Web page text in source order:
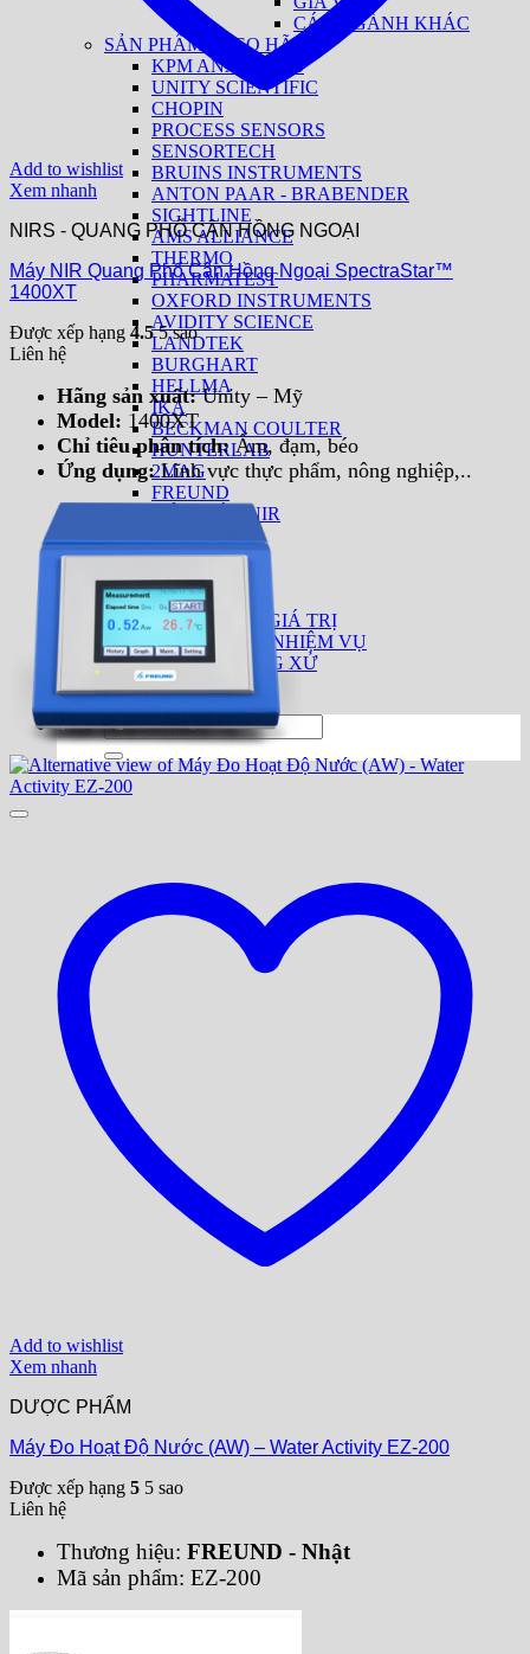
CÁC NGÀNH KHÁC
SẢN PHẨM THEO HÃNG
KPM ANALYTICS
UNITY SCIENTIFIC
CHOPIN
PROCESS SENSORS
SENSORTECH
BRUINS INSTRUMENTS
ANTON PAAR - BRABENDER
SIGHTLINE
AMS ALLIANCE
THERMO
PHARMATEST
OXFORD INSTRUMENTS
AVIDITY SCIENCE
LANDTEK
BURGHART
HELLMA
IKA
BECKMAN COULTER
HUNTERLAB
2MAG
FREUND
PHỤ KIỆN MÁY NIR
LIÊN HỆ
INTERLAB
GIỚI THIỆU
MỤC TIÊU & GIÁ TRỊ
TẦM NHÌN & NHIỆM VỤ
QUY TẮC ỨNG XỬ
ĐỐI TÁC
Tìm
kiếm:
Add to wishlist
Xem nhanh
NIRS - QUANG PHỔ CẬN HỒNG NGOẠI
Máy NIR Quang Phổ Cận Hồng Ngoại SpectraStar™
1400XT
Được xếp hạng 4.55 sao
Liên hệ
Hãng sản xuất:Unity – Mỹ
Model: 1400XT
Chỉ tiêu phân tích:Ẩm, đạm, béo
Ứng dụng:Lĩnh vực thực phẩm, nông nghiệp,..
Add to wishlist
Xem nhanh
DƯỢC PHẨM
Máy Đo Hoạt Độ Nước (AW) – Water Activity EZ-200
Được xếp hạng 5 5 sao
Liên hệ
Thương hiệu: FREUND - Nhật
Mã sản phẩm: EZ-200